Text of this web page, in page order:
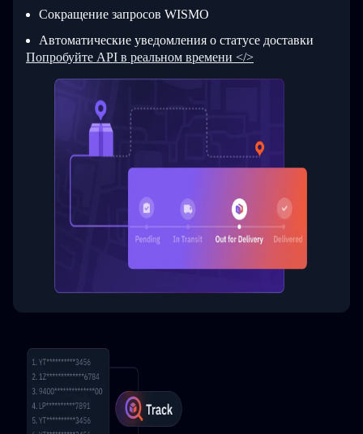
Сокращение запросов WISMO
Автоматические уведомления о статусе доставки
Попробуйте API в реальном времени </>